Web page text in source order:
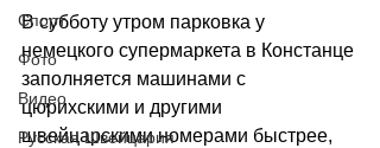
Спорт
Фото
Видео
Русская Швейцария
В субботу утром парковка у
немецкого супермаркета в Констанце
заполняется машинами с
цюрихскими и другими
швейцарскими номерами быстрее,